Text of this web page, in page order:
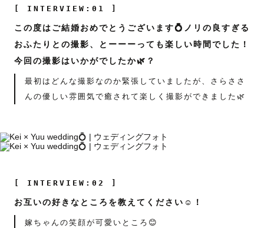
[ INTERVIEW:01 ]
この度はご結婚おめでとうございます💍ノリの良すぎる
おふたりとの撮影、とーーーっても楽しい時間でした！
今回の撮影はいかがでしたか🌿？
最初はどんな撮影なのか緊張していましたが、さらささ
んの優しい雰囲気で癒されて楽しく撮影ができました🌿
[ INTERVIEW:02 ]
お互いの好きなところを教えてください☺️！
嫁ちゃんの笑顔が可愛いところ😊